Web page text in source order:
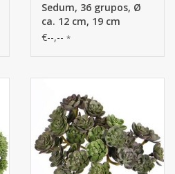
Sedum, 36 grupos, Ø
ca. 12 cm, 19 cm
€--,-- *